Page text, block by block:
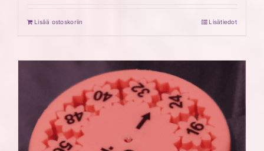
Lisää ostoskoriin Lisätiedot